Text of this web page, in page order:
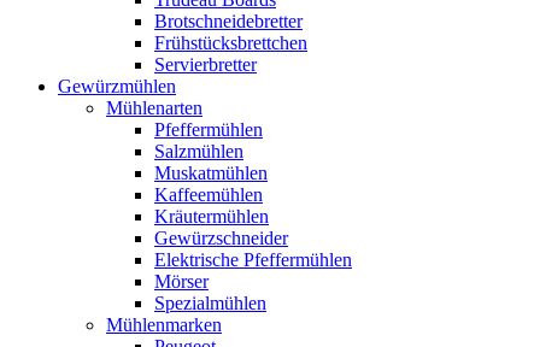
Brotschneidebretter
Frühstücksbrettchen
Servierbretter
Gewürzmühlen
Mühlenarten
Pfeffermühlen
Salzmühlen
Muskatmühlen
Kaffeemühlen
Kräutermühlen
Gewürzschneider
Elektrische Pfeffermühlen
Mörser
Spezialmühlen
Mühlenmarken